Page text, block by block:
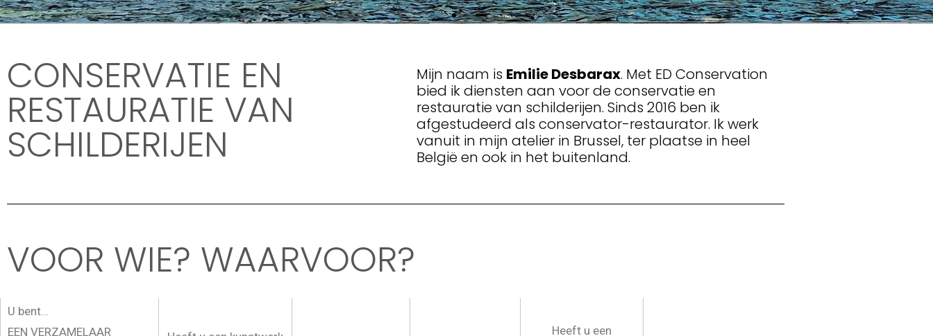
RESTAURATIE VAN EEN MUURSCHILDERING EN
EEN FAMILIEPORTRET
Olloy sur Viroin​
CONSERVATIE EN
RESTAURATIE VAN
SCHILDERIJEN
Mijn naam is Emilie Desbarax. Met ED Conservation
bied ik diensten aan voor de conservatie en
restauratie van schilderijen. Sinds 2016 ben ik
afgestudeerd als conservator-restaurator. Ik werk
vanuit in mijn atelier in Brussel, ter plaatse in heel
België en ook in het buitenland.
VOOR WIE? WAARVOOR?
U bent…
EEN VERZAMELAAR
Heeft u een